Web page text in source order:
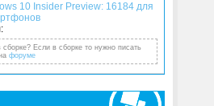
10 Insider Preview: 16184 для
Если в сборке то нужно писать
форуме